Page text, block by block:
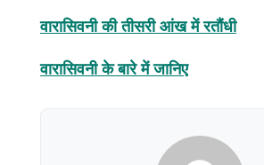
वारासिवनी की तीसरी आंख में रतौंधी
वारासिवनी के बारे में जानिए